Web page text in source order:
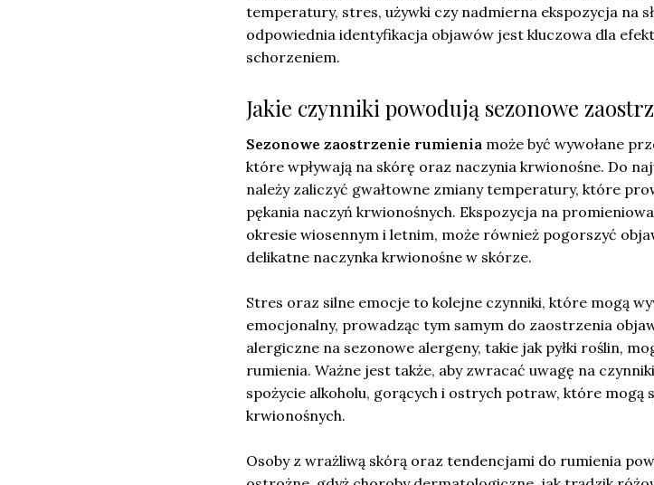
temperatury, stres, używki czy nadmierna ekspozycja na
odpowiednia identyfikacja objawów jest kluczowa dla
schorzeniem.
Jakie czynniki powodują sezonowe
Sezonowe zaostrzenie rumienia może być wywołane
które wpływają na skórę oraz naczynia krwionośne. Do
należy zaliczyć gwałtowne zmiany temperatury, które
pękania naczyń krwionośnych. Ekspozycja na
okresie wiosennym i letnim, może również pogorszyć
delikatne naczynka krwionośne w skórze.
Stres oraz silne emocje to kolejne czynniki, które mogą
emocjonalny, prowadząc tym samym do zaostrzenia
alergiczne na sezonowe alergeny, takie jak pyłki roślin,
rumienia. Ważne jest także, aby zwracać uwagę na
spożycie alkoholu, gorących i ostrych potraw, które
krwionośnych.
Osoby z wrażliwą skórą oraz tendencjami do rumienia